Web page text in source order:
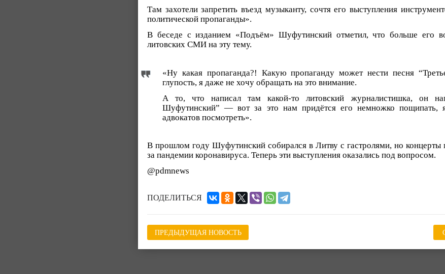
Там захотели запретить въезд музыканту, сочтя его выступления
политической пропаганды».
В беседе с изданием «Подъём» Шуфутинский отметил, что больше его
литовских СМИ на эту тему.
«Ну какая пропаганда?! Какую пропаганду может нести песня
глупость, я даже не хочу обращать на это внимание.
А то, что написал там какой-то литовский журналистишка, он
Шуфутинский” — вот за это нам придётся его немножко пощипать,
адвокатов посмотреть».
В прошлом году Шуфутинский собирался в Литву с гастролями, но концерты
за пандемии коронавируса. Теперь эти выступления оказались под вопросом.
@pdmnews
ПОДЕЛИТЬСЯ
ПРЕДЫДУЩАЯ НОВОСТЬ